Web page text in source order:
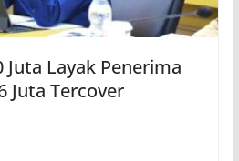
Juta Layak Penerima
Juta Tercover